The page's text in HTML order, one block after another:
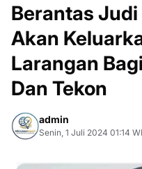
Berantas
Akan
Larangan
Dan Tekon
admin
Senin, 1 Juli 2024 01:14